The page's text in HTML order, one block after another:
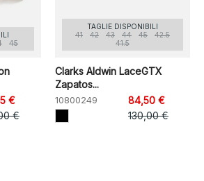
45
€
€
TAGLIE DISPONIBILI
41
42 43 44 45
42.5
41.5
Clarks Aldwin LaceGTX
Zapatos...
10800249
84,50 €
130,00 €